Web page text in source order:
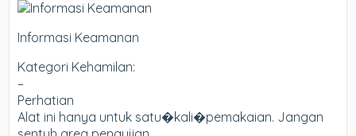
Informasi Keamanan
Kategori Kehamilan:
–
Perhatian
Alat ini hanya untuk satu�kali�pemakaian. Jangan